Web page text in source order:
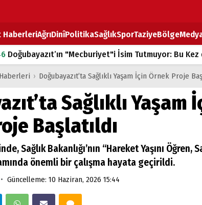
HaberleriAğrıDinîPolitikaSağlıkSporTaziyeBölge
Doğubayazıt’ın "Mecburiyet"i İsim Tutmuyor: Bu
Doğubayazıt’ta Ekmek Fiyatlarına Zam
Doğubayazıt'ta çocukların sırtındaki ağır yük
DEVLET ve HÜKÜMET
ÇARŞI CADDESİ YAZ BOZ TAHTASI
› Doğubayazıt’ta Sağlıklı Yaşam İçin Örnek Proje
Sağlıklı Yaşam
Başlatıldı
Sağlık Bakanlığı’nın “Hareket Yaşını Öğren,
önemli bir çalışma hayata geçirildi.
• Güncelleme: 10 Haziran, 2026 15:44